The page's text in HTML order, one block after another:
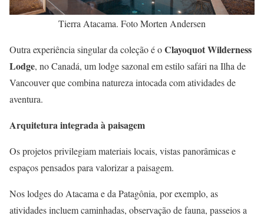
Tierra Atacama. Foto Morten Andersen
Outra experiência singular da coleção é oClayoquot Wilderness
Lodge, no Canadá, um lodge sazonal em estilo safári na Ilha de
Vancouver que combina natureza intocada com atividades de
aventura.
Arquitetura integrada à paisagem
Os projetos privilegiam materiais locais, vistas panorâmicas e
espaços pensados para valorizar a paisagem.
Nos lodges do Atacama e da Patagônia, por exemplo, as
atividades incluem caminhadas, observação de fauna, passeios a